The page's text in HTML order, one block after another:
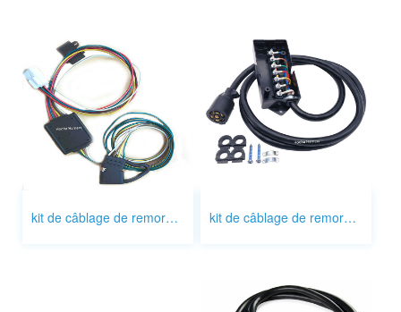
kit de câblage de remorque kit de câblage de remorque avec freins